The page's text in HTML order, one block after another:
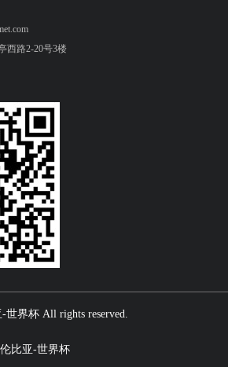
西路2-20号3楼
界杯 All rights reserved.
比亚-世界杯